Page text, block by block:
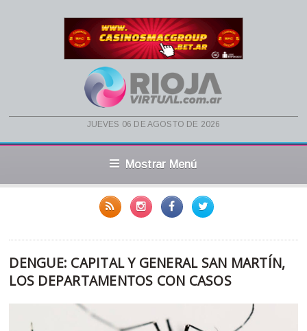
jueves 06 de agosto de 2026
Mostrar Menú
DENGUE: CAPITAL Y GENERAL SAN MARTÍN,
LOS DEPARTAMENTOS CON CASOS